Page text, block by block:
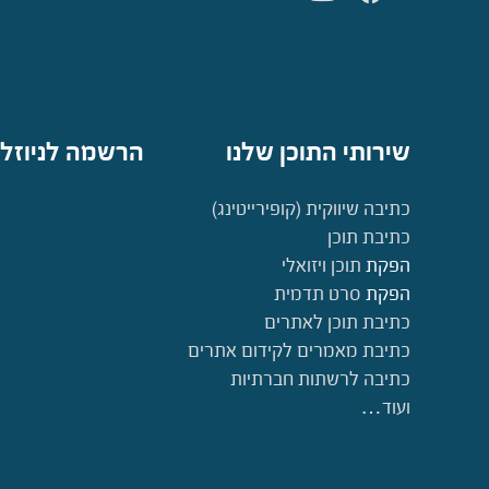
שירותי התוכן שלנו
כתיבה שיווקית (קופירייטינג)
כתיבת תוכן
הפקת תוכן ויזואלי
הפקת סרט תדמית
כתיבת תוכן לאתרים
כתיבת מאמרים לקידום אתרים
כתיבה לרשתות חברתיות
ועוד…
הרשמה